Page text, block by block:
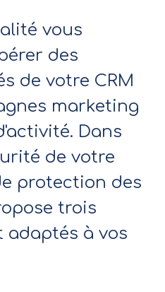
vous
des
de votre CRM
marketing
Dans
de votre
protection des
trois
adaptés à vos